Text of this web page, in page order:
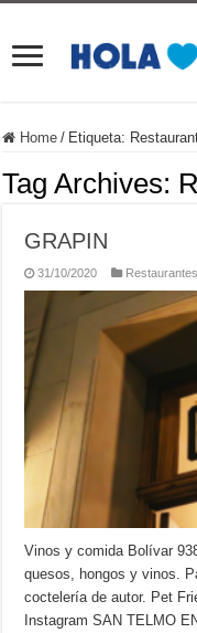
Home / Etiqueta:
Tag Archives:
GRAPIN
31/10/2020 Restaurantes
Vinos y comida Bolívar
quesos, hongos y vinos.
coctelería de autor. Pet
Instagram SAN TELMO